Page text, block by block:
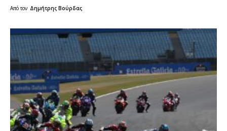
Από τον Δημήτρης Βούρδας